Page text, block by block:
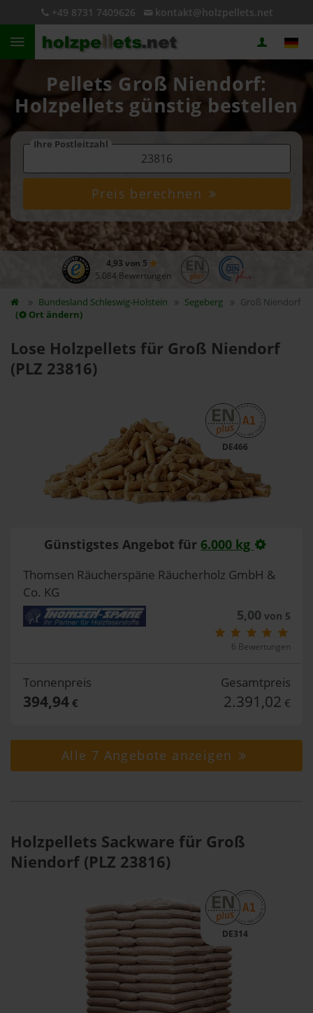
+49 8731 7409626 kontakt@holzpellets.net
Pellets Groß Niendorf:
Holzpellets günstig bestellen
Ihre Postleitzahl
Preis berechnen
4,93 von 5
5.084 Bewertungen
Bundesland Schleswig-Holstein Segeberg
Groß Niendorf
(
Ort ändern)
Lose Holzpellets für Groß Niendorf
(PLZ 23816)
DE466
Günstigstes Angebot für 6.000 kg
Thomsen Räucherspäne Räucherholz GmbH &
Co. KG
5,00 von 5
6 Bewertungen
Tonnenpreis
394,94€
Gesamtpreis
2.391,02 €
Alle 7 Angebote anzeigen
Holzpellets Sackware für Groß
Niendorf (PLZ 23816)
DE314